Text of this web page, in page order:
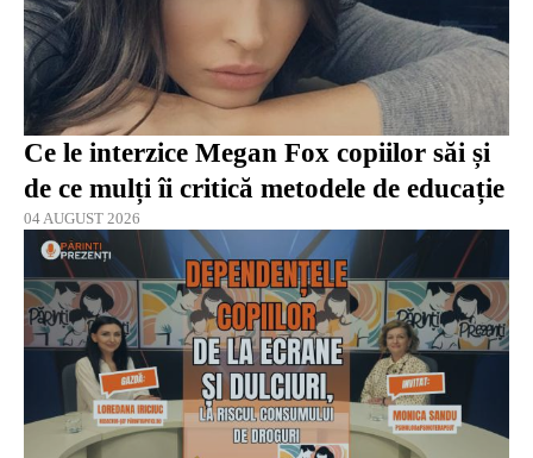
Ce le interzice Megan Fox copiilor săi și
de ce mulți îi critică metodele de educație
04 AUGUST 2026